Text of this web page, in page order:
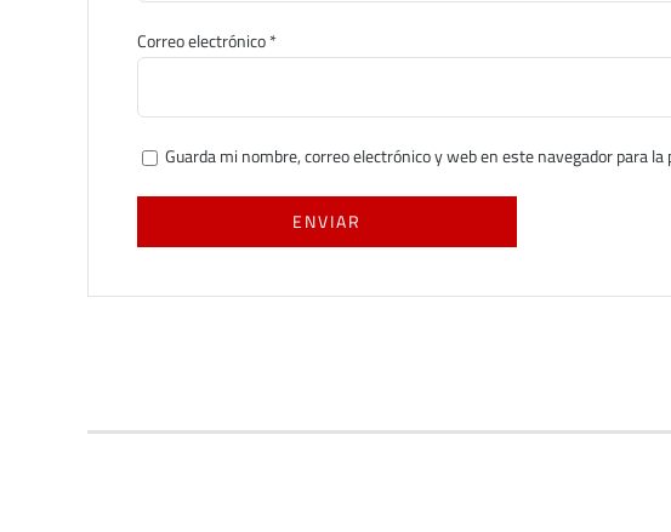
Correo electrónico*
Guarda mi nombre, correo electrónico y web en este navegador para